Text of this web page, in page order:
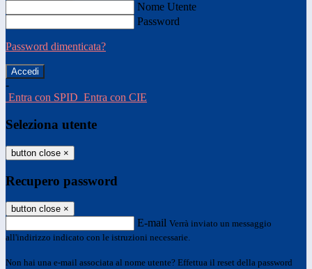
Nome Utente
Password
Password dimenticata?
-
Entra con SPID Entra con CIE
Seleziona utente
button close ×
Recupero password
button close ×
E-mail Verrà inviato un messaggio
all'indirizzo indicato con le istruzioni necessarie.
Non hai una e-mail associata al nome utente? Effettua il reset della password